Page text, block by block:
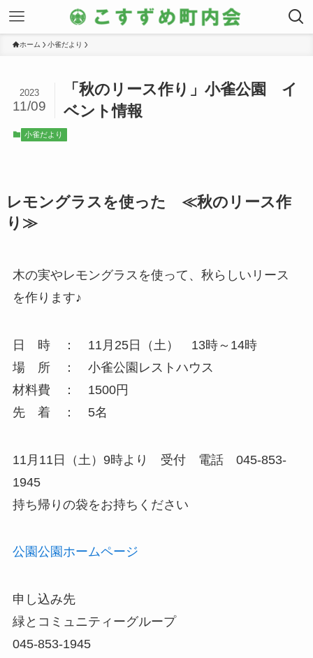
ホーム 小雀だより
「秋のリース作り」小雀公園 イ
ベント情報
2023
11/09
小雀だより
レモングラスを使った ≪秋のリース作
り≫
木の実やレモングラスを使って、秋らしいリース
を作ります♪
日 時 ： 11月25日（土） 13時～14時
場 所 ： 小雀公園レストハウス
材料費 ： 1500円
先 着 ： 5名
11月11日（土）9時より 受付 電話 045-853-
1945
持ち帰りの袋をお持ちください
公園公園ホームページ
申し込み先
緑とコミュニティーグループ
045-853-1945